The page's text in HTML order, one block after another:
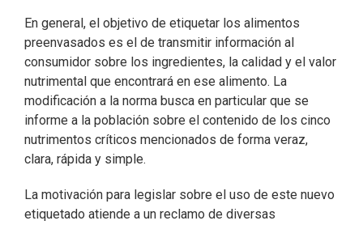
En general, el objetivo de etiquetar los alimentos
preenvasados es el de transmitir información al
consumidor sobre los ingredientes, la calidad y el valor
nutrimental que encontrará en ese alimento. La
modificación a la norma busca en particular que se
informe a la población sobre el contenido de los cinco
nutrimentos críticos mencionados de forma veraz,
clara, rápida y simple.
La motivación para legislar sobre el uso de este nuevo
etiquetado atiende a un reclamo de diversas